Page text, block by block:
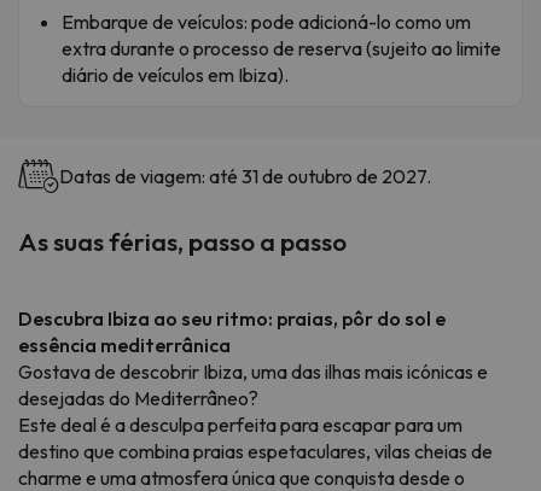
Embarque de veículos: pode adicioná-lo como um
extra durante o processo de reserva (sujeito ao limite
diário de veículos em Ibiza).
Datas de viagem: até 31 de outubro de 2027.
As suas férias, passo a passo
Descubra Ibiza ao seu ritmo: praias, pôr do sol e
essência mediterrânica
Gostava de descobrir Ibiza, uma das ilhas mais icónicas e
desejadas do Mediterrâneo?
Este deal é a desculpa perfeita para escapar para um
destino que combina praias espetaculares, vilas cheias de
charme e uma atmosfera única que conquista desde o